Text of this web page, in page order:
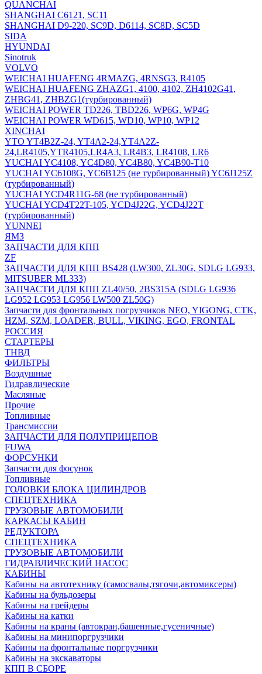
QUANCHAI
SHANGHAI C6121, SC11
SHANGHAI D9-220, SC9D, D6114, SC8D, SC5D
SIDA
HYUNDAI
Sinotruk
VOLVO
WEICHAI HUAFENG 4RMAZG, 4RNSG3, R4105
WEICHAI HUAFENG ZHAZG1, 4100, 4102, ZH4102G41,
ZHBG41, ZHBZG1(турбированный)
WEICHAI POWER TD226, TBD226, WP6G, WP4G
WEICHAI POWER WD615, WD10, WP10, WP12
XINCHAI
YTO YT4B2Z-24, YT4A2-24,YT4A2Z-
24,LR4105,YTR4105,LR4A3, LR4B3, LR4108, LR6
YUCHAI YC4108, YC4D80, YC4B80, YC4B90-T10
YUCHAI YC6108G, YC6B125 (не турбированный) YC6J125Z
(турбированный)
YUCHAI YCD4R11G-68 (не турбированный)
YUCHAI YCD4T22T-105, YCD4J22G, YCD4J22T
(турбированный)
YUNNEI
ЯМЗ
ЗАПЧАСТИ ДЛЯ КПП
ZF
ЗАПЧАСТИ ДЛЯ КПП BS428 (LW300, ZL30G, SDLG LG933,
MITSUBER ML333)
ЗАПЧАСТИ ДЛЯ КПП ZL40/50, 2BS315A (SDLG LG936
LG952 LG953 LG956 LW500 ZL50G)
Запчасти для фронтальных погрузчиков NEO, YIGONG, CTK,
HZM, SZM, LOADER, BULL, VIKING, EGO, FRONTAL
РОССИЯ
СТАРТЕРЫ
ТНВД
ФИЛЬТРЫ
Воздушные
Гидравлические
Масляные
Прочие
Топливные
Трансмиссии
ЗАПЧАСТИ ДЛЯ ПОЛУПРИЦЕПОВ
FUWA
ФОРСУНКИ
Запчасти для фосунок
Топливные
ГОЛОВКИ БЛОКА ЦИЛИНДРОВ
СПЕЦТЕХНИКА
ГРУЗОВЫЕ АВТОМОБИЛИ
КАРКАСЫ КАБИН
РЕДУКТОРА
СПЕЦТЕХНИКА
ГРУЗОВЫЕ АВТОМОБИЛИ
ГИДРАВЛИЧЕСКИЙ НАСОС
КАБИНЫ
Кабины на автотехнику (самосвалы,тягочи,автомиксеры)
Кабины на бульдозеры
Кабины на грейдеры
Кабины на катки
Кабины на краны (автокран,башенные,гусеничные)
Кабины на минипоргрузчики
Кабины на фронтальные поргрузчики
Кабины на экскаваторы
КПП В СБОРЕ